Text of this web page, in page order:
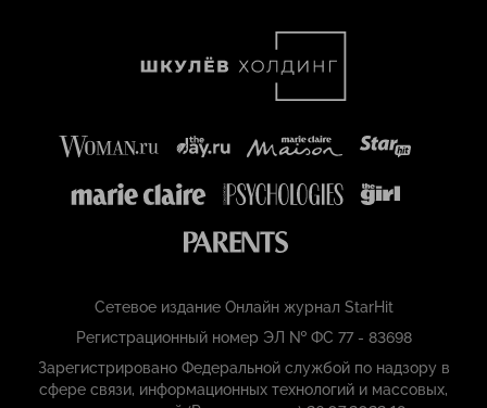
Сетевое издание Онлайн журнал StarHit
Регистрационный номер ЭЛ № ФС 77 - 83698
Зарегистрировано Федеральной службой по надзору в
сфере связи, информационных технологий и массовых,